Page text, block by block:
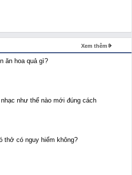
Xem thêm
ăn hoa quả gì?
nhạc như thế nào mới đúng cách
thở có nguy hiểm không?